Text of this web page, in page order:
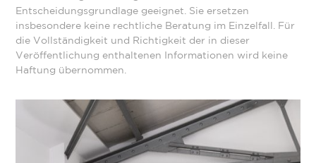
Entscheidungsgrundlage geeignet. Sie ersetzen
insbesondere keine rechtliche Beratung im Einzelfall. Für
die Vollständigkeit und Richtigkeit der in dieser
Veröffentlichung enthaltenen Informationen wird keine
Haftung übernommen.